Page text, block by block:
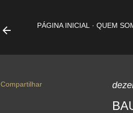
PÁGINA INICIAL QUEM
Compartilhar